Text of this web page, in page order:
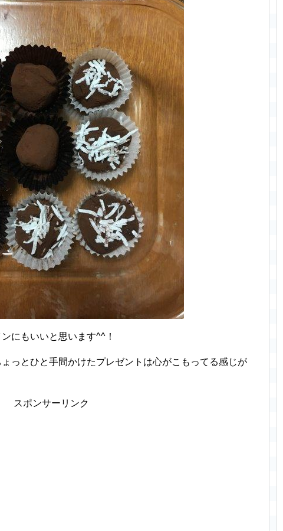
にもいいと思います^^！
っとひと手間かけたプレゼントは心がこもってる感じが
スポンサーリンク